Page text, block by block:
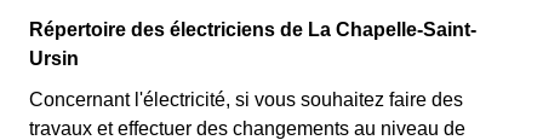
Répertoire des électriciens de La Chapelle-Saint-
Ursin
Concernant l'électricité, si vous souhaitez faire des
travaux et effectuer des changements au niveau de